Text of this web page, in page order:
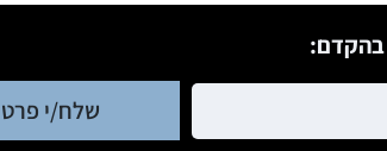
בהקדם:
שלח/י